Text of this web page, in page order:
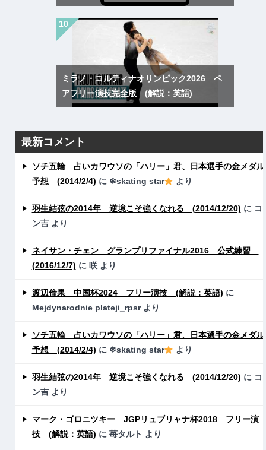
ミラノ・コルティナオリンピック2026 ペ
アフリー演技完全版 (解説：英語)
最新コメント
ソチ五輪 占いカワウソの「ハリー」君、日本選手の金メダル
予想 (2014/2/4) に ❄skating star より
羽生結弦の2014年 逆境こそ強くなれる (2014/12/20) に コ
ン吉より
ネイサン・チェン グランプリファイナル2016 公式練習
(2016/12/7) に 咲より
渡辺倫果 中国杯2024 フリー演技 (解説：英語) に
Mejdynarodnie plateji_rpsrより
ソチ五輪 占いカワウソの「ハリー」君、日本選手の金メダル
予想 (2014/2/4) に ❄skating star より
羽生結弦の2014年 逆境こそ強くなれる (2014/12/20) に コ
ン吉より
マーク・ゴロニツキー JGPリュブリャナ杯2018 フリー演
技 (解説：英語) に 苺タルト より